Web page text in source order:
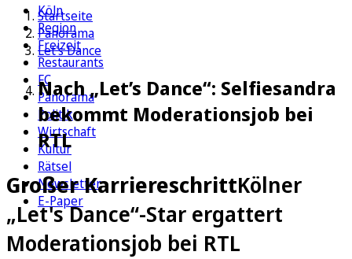
Köln
Region
Freizeit
Restaurants
FC
Panorama
Politik
Wirtschaft
Kultur
Rätsel
Newsletter
E-Paper
Startseite
Panorama
Let's Dance
Nach „Let’s Dance“: Selfiesandra
bekommt Moderationsjob bei
RTL
Großer KarriereschrittKölner
„Let's Dance“-Star ergattert
Moderationsjob bei RTL